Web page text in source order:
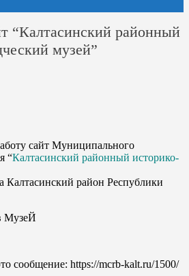
“Калтасинский районный
музей”
сайт Муниципального
“Калтасинский районный историко-
Калтасинский район Республики
МузеЙ
сообщение: https://mcrb-kalt.ru/1500/